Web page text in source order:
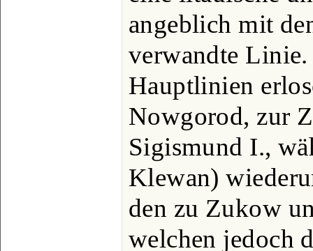
angeblich mit
verwandte
Hauptlinien
Nowgorod, zur
Sigismund I.,
Klewan)
den zu Zukow
welchen jedoch